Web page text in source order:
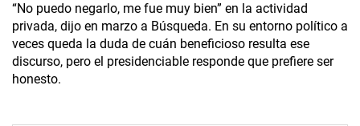
“No puedo negarlo, me fue muy bien” en la actividad
privada, dijo en marzo a Búsqueda. En su entorno político a
veces queda la duda de cuán beneficioso resulta ese
discurso, pero el presidenciable responde que prefiere ser
honesto.